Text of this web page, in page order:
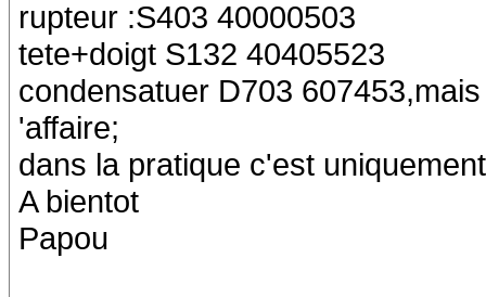
rupteur :S403 40000503
tete+doigt S132 40405523
condensatuer D703
'affaire;
dans la pratique c'est
A bientot
Papou